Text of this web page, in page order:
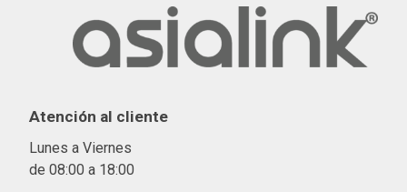
Atención al cliente
Lunes a Viernes
de 08:00 a 18:00